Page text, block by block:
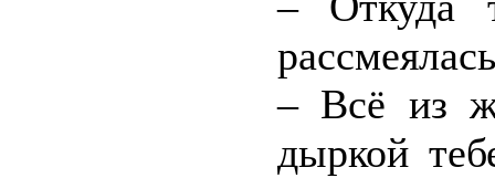
– Всё из
дыркой